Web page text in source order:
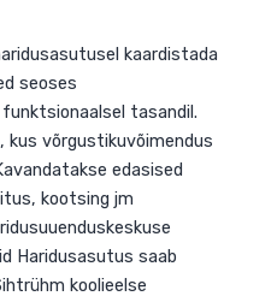
haridusasutusel kaardistada
seoses
funktsionaalsel tasandil.
kus võrgustikuvõimendus
Kavandatakse edasised
kootsing jm